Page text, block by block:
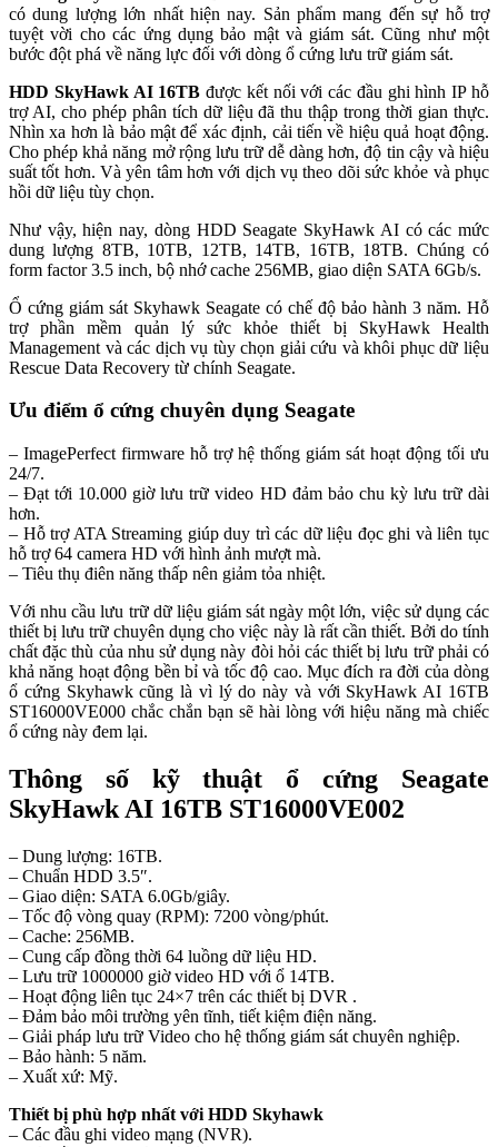
có dung lượng lớn nhất hiện nay. Sản phẩm mang đến sự hỗ trợ
tuyệt vời cho các ứng dụng bảo mật và giám sát. Cũng như một
bước đột phá về năng lực đối với dòng ổ cứng lưu trữ giám sát.
HDD SkyHawk AI 16TB được kết nối với các đầu ghi hình IP hỗ
trợ AI, cho phép phân tích dữ liệu đã thu thập trong thời gian thực.
Nhìn xa hơn là bảo mật để xác định, cải tiến về hiệu quả hoạt động.
Cho phép khả năng mở rộng lưu trữ dễ dàng hơn, độ tin cậy và hiệu
suất tốt hơn. Và yên tâm hơn với dịch vụ theo dõi sức khỏe và phục
hồi dữ liệu tùy chọn.
Như vậy, hiện nay, dòng HDD Seagate SkyHawk AI có các mức
dung lượng 8TB, 10TB, 12TB, 14TB, 16TB, 18TB. Chúng có
form factor 3.5 inch, bộ nhớ cache 256MB, giao diện SATA 6Gb/s.
Ổ cứng giám sát Skyhawk Seagate có chế độ bảo hành 3 năm. Hỗ
trợ phần mềm quản lý sức khỏe thiết bị SkyHawk Health
Management và các dịch vụ tùy chọn giải cứu và khôi phục dữ liệu
Rescue Data Recovery từ chính Seagate.
Ưu điểm ổ cứng chuyên dụng Seagate
– ImagePerfect firmware hỗ trợ hệ thống giám sát hoạt động tối ưu
24/7.
– Đạt tới 10.000 giờ lưu trữ video HD đảm bảo chu kỳ lưu trữ dài
hơn.
– Hỗ trợ ATA Streaming giúp duy trì các dữ liệu đọc ghi và liên tục
hỗ trợ 64 camera HD với hình ảnh mượt mà.
– Tiêu thụ điên năng thấp nên giảm tỏa nhiệt.
Với nhu cầu lưu trữ dữ liệu giám sát ngày một lớn, việc sử dụng các
thiết bị lưu trữ chuyên dụng cho việc này là rất cần thiết. Bởi do tính
chất đặc thù của nhu sử dụng này đòi hỏi các thiết bị lưu trữ phải có
khả năng hoạt động bền bỉ và tốc độ cao. Mục đích ra đời của dòng
ổ cứng Skyhawk cũng là vì lý do này và với SkyHawk AI 16TB
ST16000VE000 chắc chắn bạn sẽ hài lòng với hiệu năng mà chiếc
ổ cứng này đem lại.
Thông số kỹ thuật ổ cứng Seagate
SkyHawk AI 16TB ST16000VE002
– Dung lượng: 16TB.
– Chuẩn HDD 3.5″.
– Giao diện: SATA 6.0Gb/giây.
– Tốc độ vòng quay (RPM): 7200 vòng/phút.
– Cache: 256MB.
– Cung cấp đồng thời 64 luồng dữ liệu HD.
– Lưu trữ 1000000 giờ video HD với ổ 14TB.
– Hoạt động liên tục 24×7 trên các thiết bị DVR .
– Đảm bảo môi trường yên tĩnh, tiết kiệm điện năng.
– Giải pháp lưu trữ Video cho hệ thống giám sát chuyên nghiệp.
– Bảo hành: 5 năm.
– Xuất xứ: Mỹ.
Thiết bị phù hợp nhất với HDD Skyhawk
– Các đầu ghi video mạng (NVR).